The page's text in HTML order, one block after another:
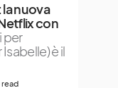
nuova
con
per
è il
read